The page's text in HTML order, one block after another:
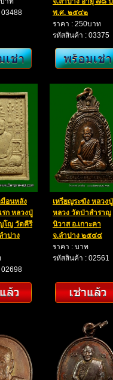
พ.ศ. ๒๕๔๒
ราคา : 250บาท
รหัสสินค้า : 03375
มือนหลัง
ก หลวงปู่
โญ วัดคีรี
ำปาง
เหรียญระฆัง หลวงปู่
หลวง วัดป่าสำราญ
นิวาส อ.เกาะคา
จ.ลำปาง ๒๕๔๔
ราคา : บาท
รหัสสินค้า : 02561